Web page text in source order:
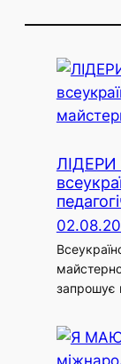
ЛІДЕРИ
запрошує